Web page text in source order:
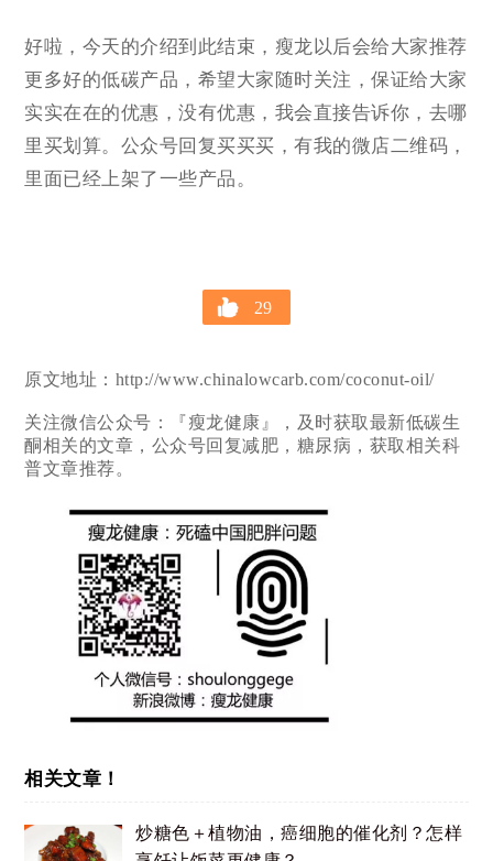
好啦，今天的介绍到此结束，瘦龙以后会给大家推荐
更多好的低碳产品，希望大家随时关注，保证给大家
实实在在的优惠，没有优惠，我会直接告诉你，去哪
里买划算。公众号回复买买买，有我的微店二维码，
里面已经上架了一些产品。
29
原文地址：http://www.chinalowcarb.com/coconut-oil/
关注微信公众号：『瘦龙健康』，及时获取最新低碳生
酮相关的文章，公众号回复减肥，糖尿病，获取相关科
普文章推荐。
相关文章！
炒糖色＋植物油，癌细胞的催化剂？怎样